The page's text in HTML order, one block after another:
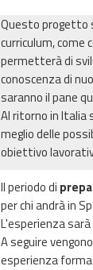
Questo progetto
curriculum,
permetterà di
conoscenza di
saranno il pane
Al ritorno in Italia
meglio delle
obiettivo
Il periodo di
per chi andrà in
L'esperienza
A seguire
esperienza